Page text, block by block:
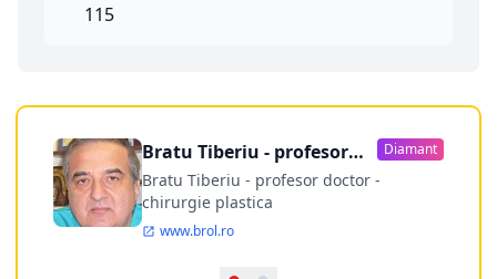
115
Bratu Tiberiu - profesor
doctor
Diamant
Bratu Tiberiu - profesor doctor -
chirurgie plastica
www.brol.ro